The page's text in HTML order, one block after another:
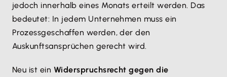
jedoch innerhalb eines Monats erteilt werden. Das
bedeutet: In jedem Unternehmen muss ein
Prozessgeschaffen werden, der den
Auskunftsansprüchen gerecht wird.
Neu ist ein Widerspruchsrecht gegen die